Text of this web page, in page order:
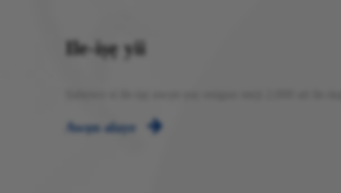
Ile-iṣẹ yii
Awọn alaye 